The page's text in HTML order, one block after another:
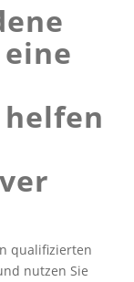
qualifizierten
nutzen Sie